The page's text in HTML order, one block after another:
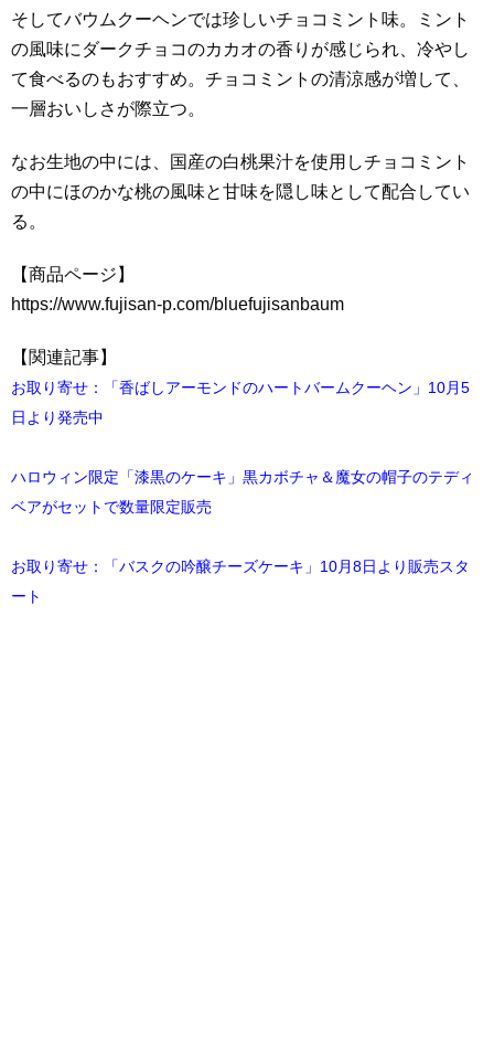
そしてバウムクーヘンでは珍しいチョコミント味。ミント
の風味にダークチョコのカカオの香りが感じられ、冷やし
て食べるのもおすすめ。チョコミントの清涼感が増して、
一層おいしさが際立つ。
なお生地の中には、国産の白桃果汁を使用しチョコミント
の中にほのかな桃の風味と甘味を隠し味として配合してい
る。
【商品ページ】
https://www.fujisan-p.com/bluefujisanbaum
【関連記事】
お取り寄せ：「香ばしアーモンドのハートバームクーヘン」10月5
日より発売中
ハロウィン限定「漆黒のケーキ」黒カボチャ＆魔女の帽子のテディ
ベアがセットで数量限定販売
お取り寄せ：「バスクの吟醸チーズケーキ」10月8日より販売スタ
ート